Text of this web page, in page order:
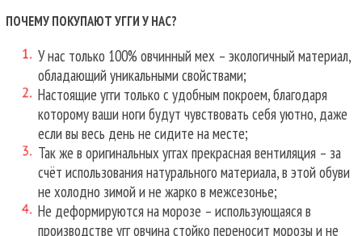
ПОЧЕМУ ПОКУПАЮТ УГГИ У НАС?
У нас только 100% овчинный мех – экологичный материал,
обладающий уникальными свойствами;
Настоящие угги только с удобным покроем, благодаря
которому ваши ноги будут чувствовать себя уютно, даже
если вы весь день не сидите на месте;
Так же в оригинальных уггах прекрасная вентиляция – за
счёт использования натурального материала, в этой обуви
не холодно зимой и не жарко в межсезонье;
Не деформируются на морозе – использующаяся в
производстве угг овчина стойко переносит морозы и не